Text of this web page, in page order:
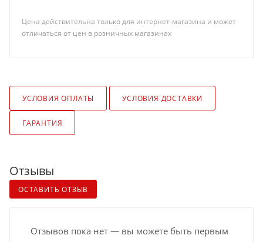
Цена действительна только для интернет-магазина и может
отличаться от цен в розничных магазинах
УСЛОВИЯ ОПЛАТЫ УСЛОВИЯ ДОСТАВКИ
ГАРАНТИЯ
Отзывы
ОСТАВИТЬ ОТЗЫВ
Отзывов пока нет — вы можете быть первым